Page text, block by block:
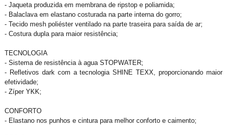
- Jaqueta produzida em membrana de ripstop e poliamida;
- Balaclava em elastano costurada na parte interna do gorro;
- Tecido mesh poliéster ventilado na parte traseira para saída de ar;
- Costura dupla para maior resistência;
TECNOLOGIA
- Sistema de resistência à agua STOPWATER;
- Refletivos dark com a tecnologia SHINE TEXX, proporcionando maior
efetividade;
- Zíper YKK;
CONFORTO
- Elastano nos punhos e cintura para melhor conforto e caimento;